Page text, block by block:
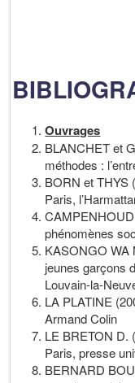
Ouvrages
BLANCHET et
méthodes :
BORN et THYS
Paris,
phénomènes
KASONGO WA
jeunes garçons
Louvain-la-
LA PLATINE
Armand Colin
LE BRETON D.
Paris, presse
BERNARD